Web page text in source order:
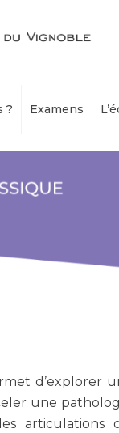
? Examens
d’explorer
une
articulations